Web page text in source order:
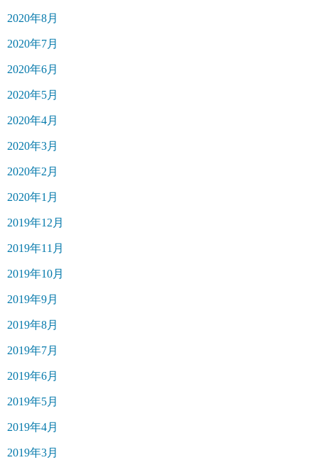
2020年8月
2020年7月
2020年6月
2020年5月
2020年4月
2020年3月
2020年2月
2020年1月
2019年12月
2019年11月
2019年10月
2019年9月
2019年8月
2019年7月
2019年6月
2019年5月
2019年4月
2019年3月